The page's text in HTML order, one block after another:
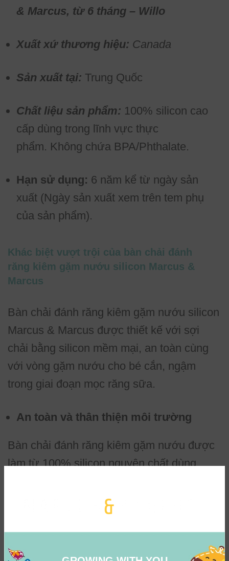
& Marcus, từ 6 tháng – Willo
Xuất xứ thương hiệu: Canada
Sản xuất tại: Trung Quốc
Chất liệu sản phẩm: 100% silicon cao
cấp dùng trong lĩnh vực thực
phẩm. Không chứa BPA/Phthalate.
Hạn sử dụng: 6 năm kể từ ngày sản
xuất (Ngày sản xuất xem trên tem phụ
của sản phẩm).
Khác biệt vượt trội của bàn chải đánh
răng kiêm gặm nướu silicon Marcus &
Marcus
Bàn chải đánh răng kiêm gặm nướu silicon
Marcus & Marcus được thiết kế với sợi
chải bằng silicon mềm mại, an toàn cùng
với vòng gặm nướu cho bé cắn, ngậm
trong giai đoạn mọc răng sữa.
An toàn và thân thiện môi trường
Bàn chải đánh răng kiêm gặm nướu được
làm từ 100% silicon nguyên chất dùng
C đến 120
biến dạng, chống mài mòn, không thôi
nhiễm, chống ô-xy hóa, không phản ứng
với các tác nhân bên ngoài, không chứa